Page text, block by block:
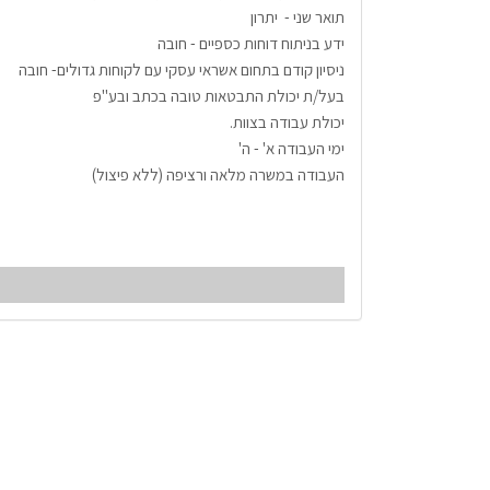
תואר שני -  יתרון
ידע בניתוח דוחות כספיים - חובה
ניסיון קודם בתחום אשראי עסקי עם לקוחות גדולים- חובה
בעל/ת יכולת התבטאות טובה בכתב ובע"פ
יכולת עבודה בצוות.
ימי העבודה א' - ה'
העבודה במשרה מלאה ורציפה (ללא פיצול)